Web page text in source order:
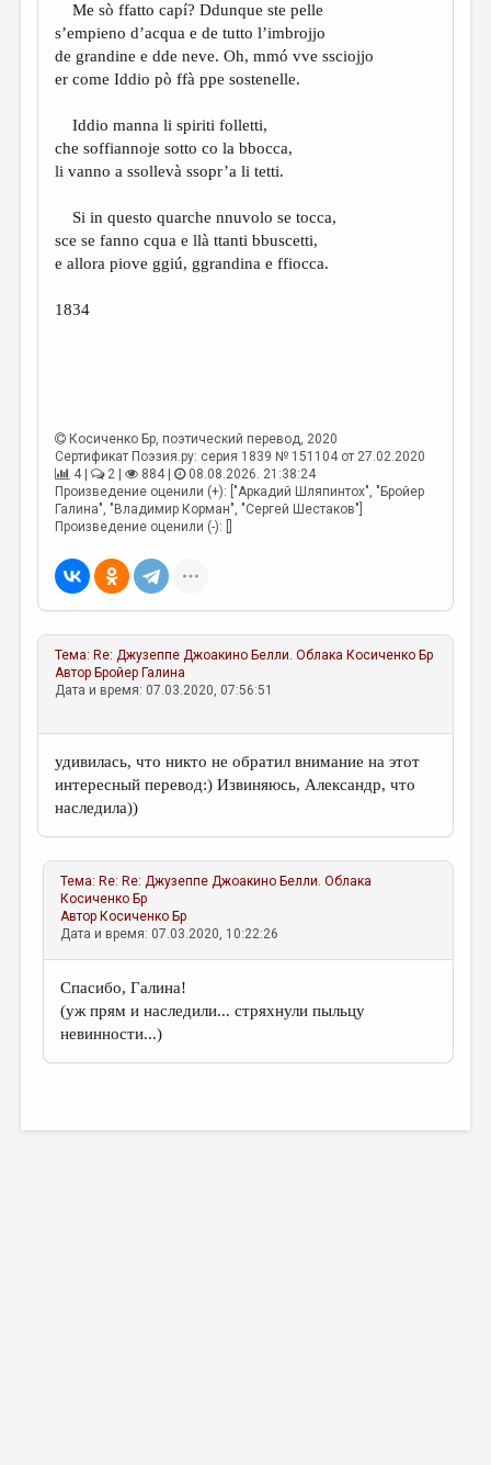
ЭССЕИСТИКА
ЛИТЕРАТУРОВЕДЕНИЕ
ПУБЛИЦИСТИКА
ЦИКЛЫ ПУБЛИКАЦИЙ
ТРЕДИАКОВСКИЙ
МЕДИА
Me sò ffatto capí? Ddunque ste pelle
s’empieno d’acqua e de tutto l’imbrojjo
de grandine e dde neve. Oh, mmó vve ssciojjo
er come Iddio pò ffà ppe sostenelle.
Iddio manna li spiriti folletti,
che soffiannoje sotto co la bbocca,
li vanno a ssollevà ssopr’a li tetti.
Si in questo quarche nnuvolo se tocca,
sce se fanno cqua e llà ttanti bbuscetti,
e allora piove ggiú, ggrandina e ffiocca.
1834
Косиченко Бр, поэтический перевод, 2020
Сертификат Поэзия.ру: серия 1839 № 151104 от 27.02.2020
4 |
2 | 884 |
08.08.2026. 21:38:24
Произведение оценили (+): ["Аркадий Шляпинтох", "Бройер
Галина", "Владимир Корман", "Сергей Шестаков"]
Произведение оценили (-): []
Тема: Re: Джузеппе Джоакино Белли. Облака Косиченко Бр
Автор Бройер Галина
Дата и время: 07.03.2020, 07:56:51
удивилась, что никто не обратил внимание на этот
интересный перевод:) Извиняюсь, Александр, что
наследила))
Тема: Re: Re: Джузеппе Джоакино Белли. Облака
Косиченко Бр
Автор Косиченко Бр
Дата и время: 07.03.2020, 10:22:26
Спасибо, Галина!
(уж прям и наследили... стряхнули пыльцу
невинности...)